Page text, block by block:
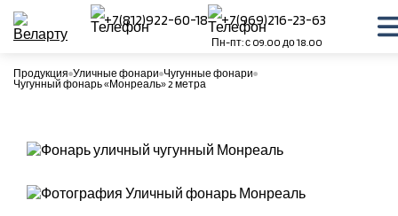
+7(812)922-60-18 +7(969)216-23-63
Пн-пт: с 09.00 до 18.00
Продукция Уличные фонари Чугунные фонари
Чугунный фонарь «Монреаль» 2 метра